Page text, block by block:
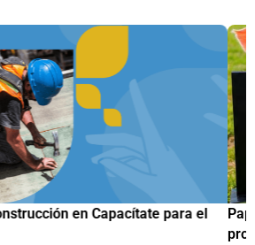
como alternativa